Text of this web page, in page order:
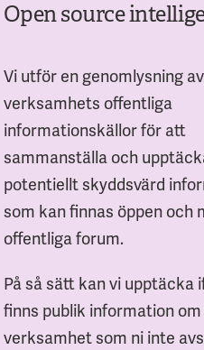
Open source
Vi utför en genomlysning
verksamhets offentliga
informationskällor för att
sammanställa och
potentiellt skyddsvärd
som kan finnas öppen och
offentliga forum.
På så sätt kan vi upptäcka
finns publik information om
verksamhet som ni inte